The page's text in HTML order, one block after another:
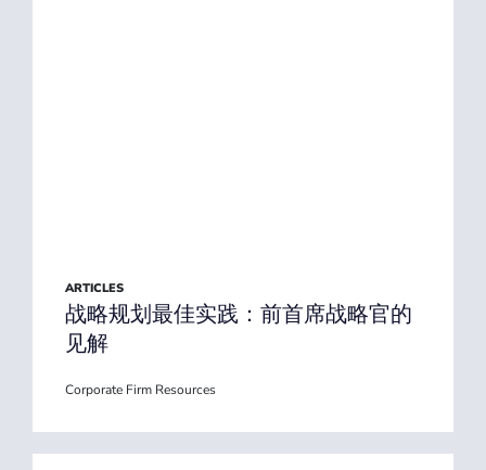
ARTICLES
战略规划最佳实践：前首席战略官的
见解
Corporate Firm Resources